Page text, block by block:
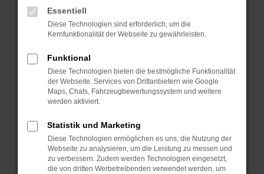
können das Laden bestimmter Seiten
verhindern. Funktioniert die Seite in einem
Fenster?
Starte dein Gerät neu.
Das kann manchmal helfen, vorübergehende
Probleme zu beheben.
Betriebssystem auf dem neuesten Stand
sind.
Veraltete Software birgt nicht nur ein
Sicherheitsrisiko, sondern kann auch dazu
Essentiell
Diese Technologien sind erforderlich, um die
Kernfunktionalität der Webseite zu gewährleisten.
Funktional
Diese Technologien bieten die bestmögliche Funktionalität
der Webseite. Services von Drittanbietern wie Google
Maps, Chats, Fahrzeugbewertungssystem und weitere
werden aktiviert.
Statistik und Marketing
Diese Technologien ermöglichen es uns, die Nutzung der
Webseite zu analysieren, um die Leistung zu messen und
zu verbessern. Zudem werden Technologien eingesetzt,
die von dritten Werbetreibenden verwendet werden, um